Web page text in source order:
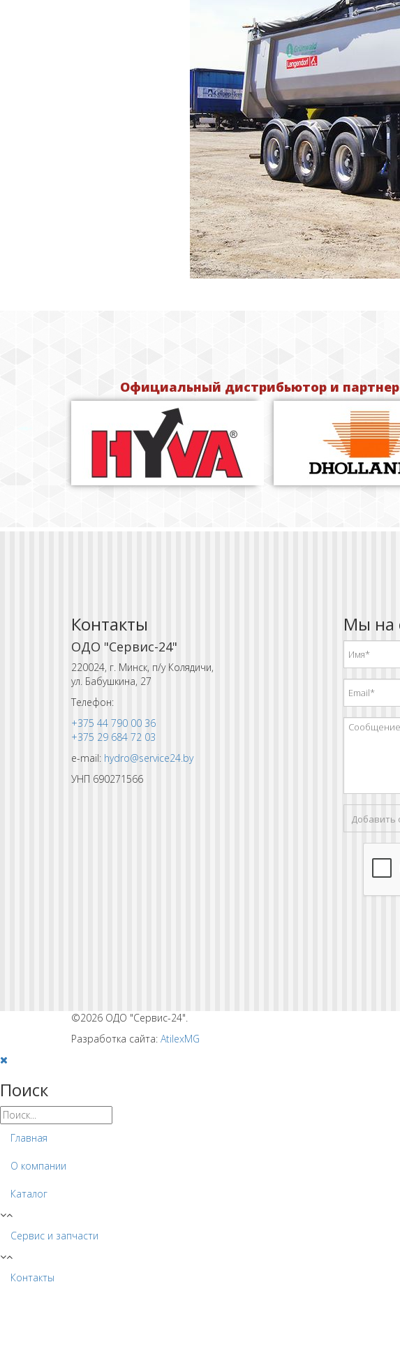
Официальный дистрибьютор и
Контакты
ОДО "Сервис-24"
220024, г. Минск, п/у Колядичи,
ул. Бабушкина, 27
Телефон:
+375 44 790 00 36
+375 29 684 72 03
e-mail: hydro@service24.by
УНП 690271566
Мы на
Добавить
©2026 ОДО "Сервис-24".
Разработка сайта: AtilexMG
Поиск
Главная
О компании
Каталог
Сервис и запчасти
Контакты